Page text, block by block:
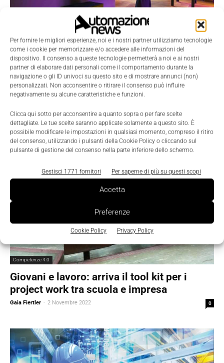
Per fornire le migliori esperienze, noi e i nostri partner utilizziamo tecnologie
come i cookie per memorizzare e/o accedere alle informazioni del
dispositivo. Il consenso a queste tecnologie permetterà a noi e ai nostri
partner di elaborare dati personali come il comportamento durante la
navigazione o gli ID univoci su questo sito e di mostrare annunci (non)
personalizzati. Non acconsentire o ritirare il consenso può influire
negativamente su alcune caratteristiche e funzioni.
Clicca qui sotto per acconsentire a quanto sopra o per fare scelte
dettagliate. Le tue scelte saranno applicate solamente a questo sito. È
possibile modificare le impostazioni in qualsiasi momento, compreso il ritiro
del consenso, utilizzando i pulsanti della Cookie Policy o cliccando sul
pulsante di gestione del consenso nella parte inferiore dello schermo.
Gestisci 1771 fornitori Per saperne di più su questi scopi
Accetta
Preferenze
Cookie Policy Privacy Policy
Competenze 4.0
L’ufficio post pandemia? Luogo di
benessere e appartenenza
Gaia Fiertler - 11 Novembre 2022
Competenze 4.0
Giovani e lavoro: arriva il tool kit per i
project work tra scuola e impresa
Gaia Fiertler - 2 Novembre 2022 0